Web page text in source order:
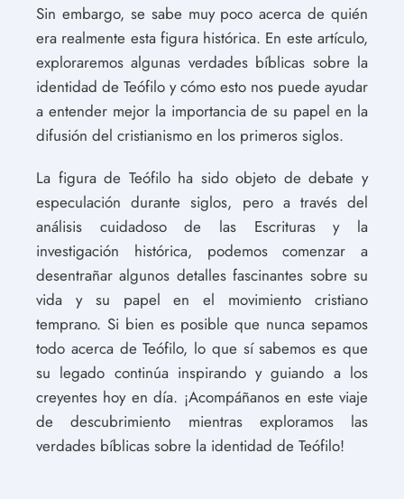
Sin embargo, se sabe muy poco acerca de quién
era realmente esta figura histórica. En este artículo,
exploraremos algunas verdades bíblicas sobre la
identidad de Teófilo y cómo esto nos puede ayudar
a entender mejor la importancia de su papel en la
difusión del cristianismo en los primeros siglos.
La figura de Teófilo ha sido objeto de debate y
especulación durante siglos, pero a través del
análisis cuidadoso de las Escrituras y la
investigación histórica, podemos comenzar a
desentrañar algunos detalles fascinantes sobre su
vida y su papel en el movimiento cristiano
temprano. Si bien es posible que nunca sepamos
todo acerca de Teófilo, lo que sí sabemos es que
su legado continúa inspirando y guiando a los
creyentes hoy en día. ¡Acompáñanos en este viaje
de descubrimiento mientras exploramos las
verdades bíblicas sobre la identidad de Teófilo!